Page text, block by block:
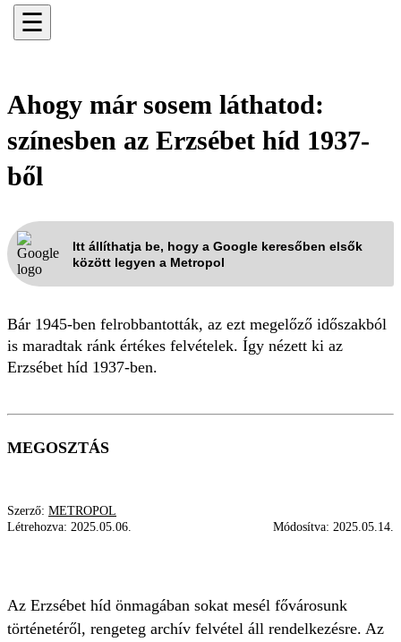
☰
Ahogy már sosem láthatod:
színesben az Erzsébet híd 1937-
ből
Itt állíthatja be, hogy a Google keresőben elsők
között legyen a Metropol
Bár 1945-ben felrobbantották, az ezt megelőző időszakból
is maradtak ránk értékes felvételek. Így nézett ki az
Erzsébet híd 1937-ben.
MEGOSZTÁS
Szerző: METROPOL
Létrehozva: 2025.05.06. Módosítva: 2025.05.14.
Az Erzsébet híd önmagában sokat mesél fővárosunk
történetéről, rengeteg archív felvétel áll rendelkezésre. Az